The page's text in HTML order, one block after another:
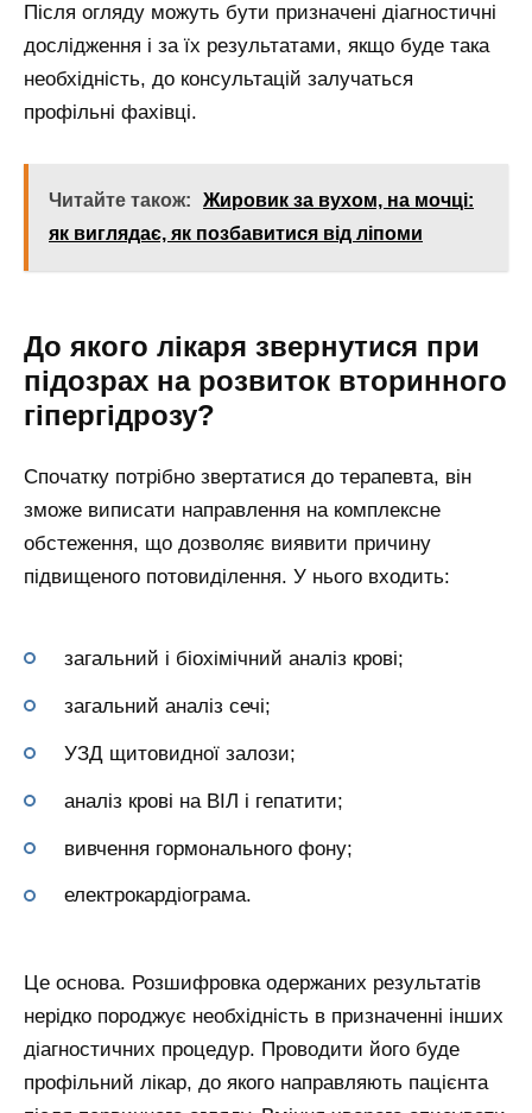
Після огляду можуть бути призначені діагностичні
дослідження і за їх результатами, якщо буде така
необхідність, до консультацій залучаться
профільні фахівці.
Читайте також:
Жировик за вухом, на мочці:
як виглядає, як позбавитися від ліпоми
До якого лікаря звернутися при
підозрах на розвиток вторинного
гіпергідрозу?
Спочатку потрібно звертатися до терапевта, він
зможе виписати направлення на комплексне
обстеження, що дозволяє виявити причину
підвищеного потовиділення. У нього входить:
загальний і біохімічний аналіз крові;
загальний аналіз сечі;
УЗД щитовидної залози;
аналіз крові на ВІЛ і гепатити;
вивчення гормонального фону;
електрокардіограма.
Це основа. Розшифровка одержаних результатів
нерідко породжує необхідність в призначенні інших
діагностичних процедур. Проводити його буде
профільний лікар, до якого направляють пацієнта